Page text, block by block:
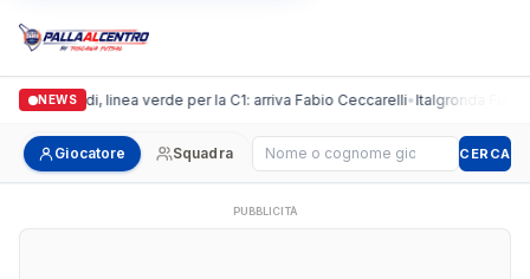
NEWS
Casalguidi, linea verde per la C1: arriva Fabio Ceccarelli•Italgronda Futsal
Giocatore Squadra Cerca giocatore CERCA
PUBBLICITÀ